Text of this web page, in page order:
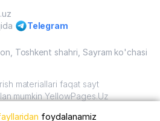
Telegram
Toshkent shahri, Sayram ko'chasi
materiallari faqat sayt
mumkin YellowPages.Uz
/ O'zbekiston "sariq
foydalanamiz